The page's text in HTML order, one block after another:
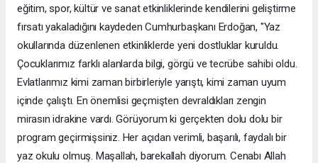
eğitim, spor, kültür ve sanat etkinliklerinde kendilerini geliştirme
fırsatı yakaladığını kaydeden Cumhurbaşkanı Erdoğan, "Yaz
okullarında düzenlenen etkinliklerde yeni dostluklar kuruldu.
Çocuklarımız farklı alanlarda bilgi, görgü ve tecrübe sahibi oldu.
Evlatlarımız kimi zaman birbirleriyle yarıştı, kimi zaman uyum
içinde çalıştı. En önemlisi geçmişten devraldıkları zengin
mirasın idrakine vardı. Görüyorum ki gerçekten dolu dolu bir
program geçirmişsiniz. Her açıdan verimli, başarılı, faydalı bir
yaz okulu olmuş. Maşallah, barekallah diyorum. Cenabı Allah